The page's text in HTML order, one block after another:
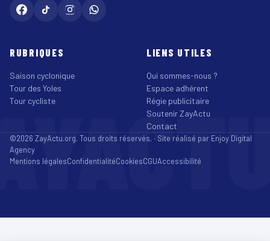
RUBRIQUES
Saison cyclonique
Tour des Yoles
Tour cycliste
LIENS UTILES
Qui sommes-nous ?
Espace adhérent
Régie publicitaire
Soutenir ZayActu
Contact
©2026 ZayActu.org. Tous droits réservés. · Site réalisé par Enjoy Digital
Agency
Mentions légalesConfidentialitéCookiesCGUAccessibilité